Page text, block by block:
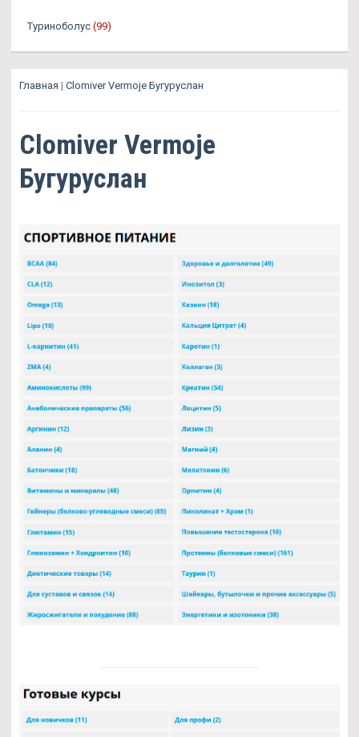
Туриноболус (99)
Главная | Clomiver Vermoje Бугуруслан
Clomiver Vermoje
Бугуруслан